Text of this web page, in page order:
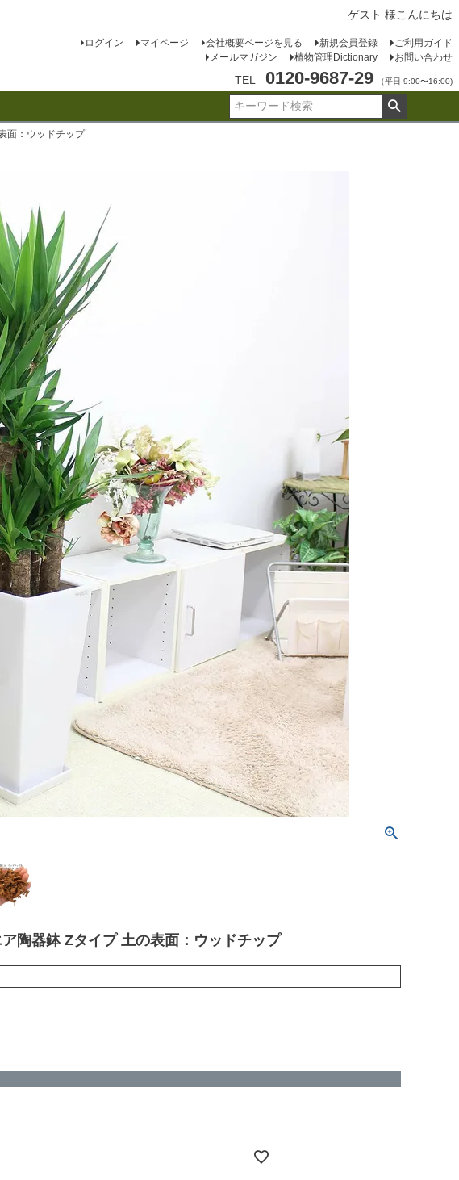
ゲスト 様こんにちは
ログイン マイページ 会社概要ページを見る 新規会員登録
ご利用ガイド
メールマガジン
植物管理Dictionary お問い合わせ
TEL 0120-9687-29 （平日 9:00〜16:00)
面：ウッドチップ
陶器鉢 Zタイプ 土の表面：ウッドチップ
—